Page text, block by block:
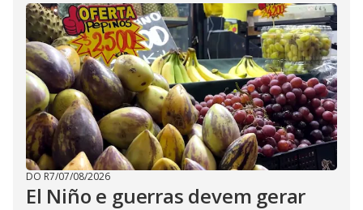
DO R7/07/08/2026
El Niño e guerras devem gerar